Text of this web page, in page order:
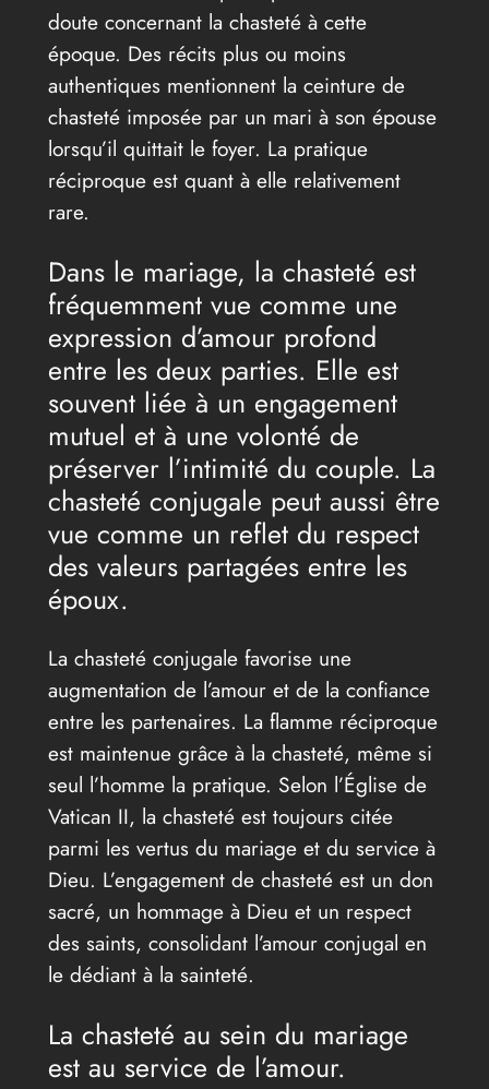
doute concernant la chasteté à cette
époque. Des récits plus ou moins
authentiques mentionnent la ceinture de
chasteté imposée par un mari à son épouse
lorsqu’il quittait le foyer. La pratique
réciproque est quant à elle relativement
rare.
Dans le mariage, la chasteté est
fréquemment vue comme une
expression d’amour profond
entre les deux parties. Elle est
souvent liée à un engagement
mutuel et à une volonté de
préserver l’intimité du couple. La
chasteté conjugale peut aussi être
vue comme un reflet du respect
des valeurs partagées entre les
époux.
La chasteté conjugale favorise une
augmentation de l’amour et de la confiance
entre les partenaires. La flamme réciproque
est maintenue grâce à la chasteté, même si
seul l’homme la pratique. Selon l’Église de
Vatican II, la chasteté est toujours citée
parmi les vertus du mariage et du service à
Dieu. L’engagement de chasteté est un don
sacré, un hommage à Dieu et un respect
des saints, consolidant l’amour conjugal en
le dédiant à la sainteté.
La chasteté au sein du mariage
est au service de l’amour.